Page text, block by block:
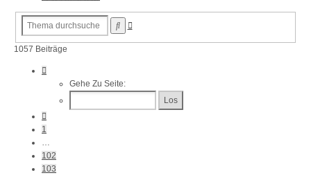
SucheErweiterte
1057 Beiträge
106
106
Gehe Zu Seite:
1
…
102
103